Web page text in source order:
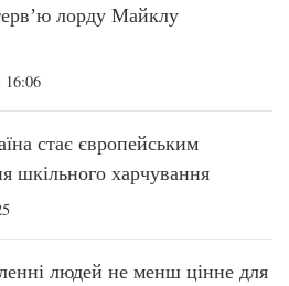
лорду Майклу
16:06
стає європейським
шкільного харчування
людей не менш цінне для